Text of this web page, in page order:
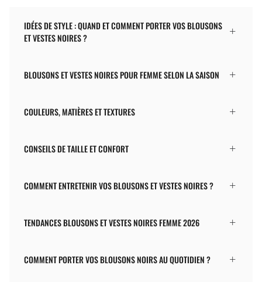
IDÉES DE STYLE : QUAND ET COMMENT PORTER VOS BLOUSONS
ET VESTES NOIRES ?
BLOUSONS ET VESTES NOIRES POUR FEMME SELON LA SAISON
COULEURS, MATIÈRES ET TEXTURES
CONSEILS DE TAILLE ET CONFORT
COMMENT ENTRETENIR VOS BLOUSONS ET VESTES NOIRES ?
TENDANCES BLOUSONS ET VESTES NOIRES FEMME 2026
COMMENT PORTER VOS BLOUSONS NOIRS AU QUOTIDIEN ?